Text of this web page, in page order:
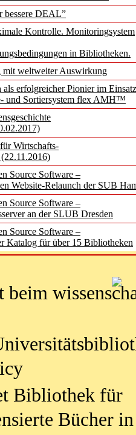
bessere DEAL”
Kontrolle. Monitoringsystem
in Bibliotheken.
mit weltweiter Auswirkung
erfolgreicher Pionier im
und Sortiersystem flex AMH™
Wirtschafts-
Source Software –
Website-Relaunch der SUB
Source Software –
an der SLUB Dresden
Source Software –
Katalog für über 15 Bibliotheken
von
Welt
bis
in der
unterwegs
Media
Bibliothek für
Bücher